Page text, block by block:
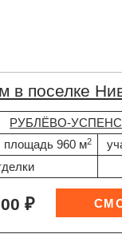
в поселке
РУБЛЁВО-
площадь 960 м2
₽